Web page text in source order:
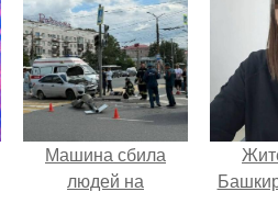
Машина сбила
людей на